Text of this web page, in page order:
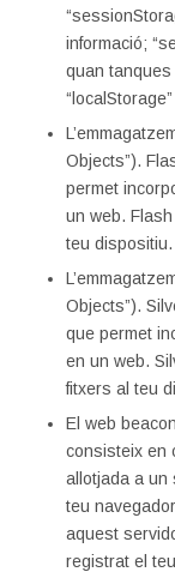
informació;
quan
Objects”).
permet
un web.
teu dispositiu.
Objects”).
que permet
en un web.
fitxers al teu
El web
consisteix en
allotjada a un
teu
aquest
registrat el